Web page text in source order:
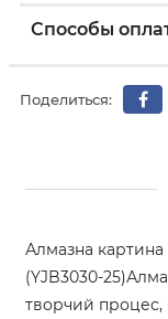
Способы
Поделиться:
Алмазна
(YJB3030-
творчий процес,